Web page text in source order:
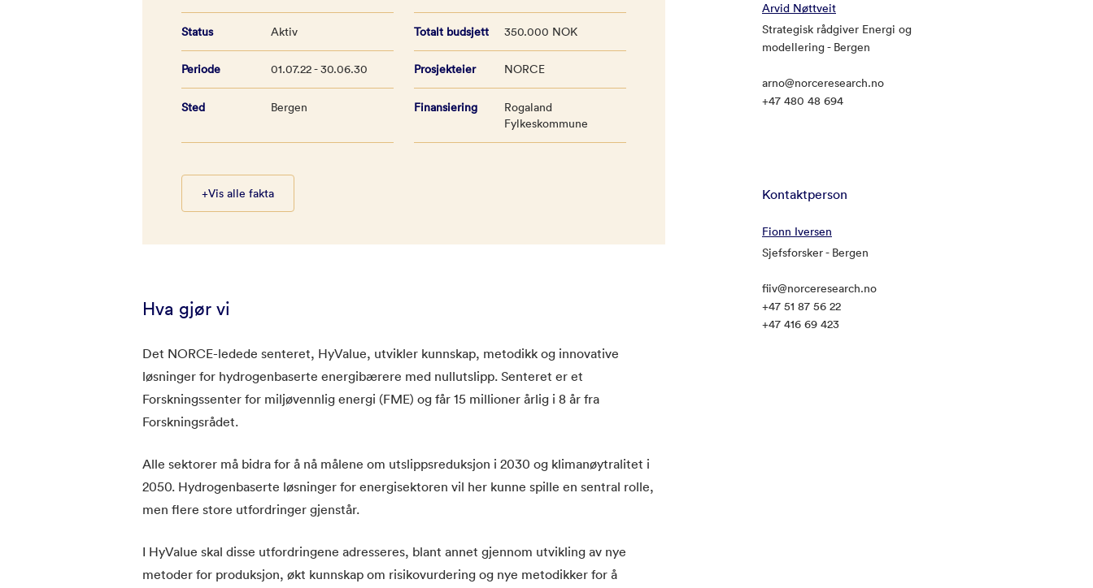
Status Aktiv
Periode 01.07.22 - 30.06.30
Sted Bergen
Totalt budsjett 350.000 NOK
Prosjekteier NORCE
Finansiering
Rogaland
Fylkeskommune
+Vis alle fakta
Hva gjør vi
Det NORCE-ledede senteret, HyValue, utvikler kunnskap, metodikk og innovative
løsninger for hydrogenbaserte energibærere med nullutslipp. Senteret er et
Forskningssenter for miljøvennlig energi (FME) og får 15 millioner årlig i 8 år fra
Forskningsrådet.
Alle sektorer må bidra for å nå målene om utslippsreduksjon i 2030 og klimanøytralitet i
2050. Hydrogenbaserte løsninger for energisektoren vil her kunne spille en sentral rolle,
men flere store utfordringer gjenstår.
I HyValue skal disse utfordringene adresseres, blant annet gjennom utvikling av nye
metoder for produksjon, økt kunnskap om risikovurdering og nye metodikker for å
Arvid Nøttveit
Strategisk rådgiver Energi og
modellering - Bergen
arno@norceresearch.no
+47 480 48 694
Kontaktperson
Fionn Iversen
Sjefsforsker - Bergen
fiiv@norceresearch.no
+47 51 87 56 22
+47 416 69 423